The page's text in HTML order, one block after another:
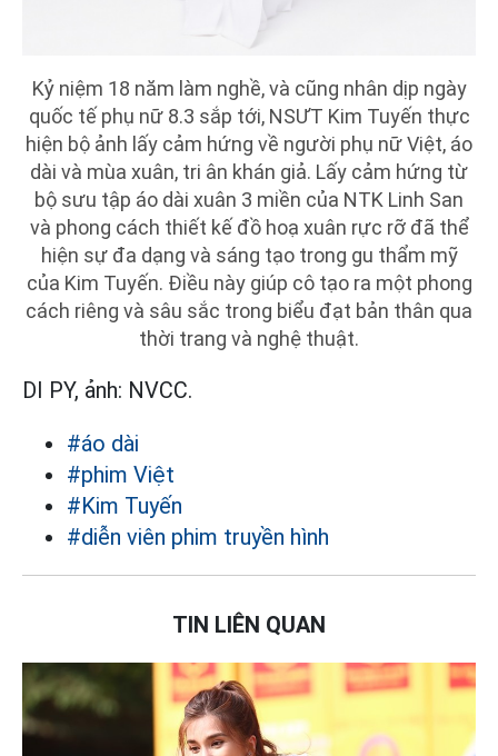
Kỷ niệm 18 năm làm nghề, và cũng nhân dịp ngày
quốc tế phụ nữ 8.3 sắp tới, NSƯT Kim Tuyến thực
hiện bộ ảnh lấy cảm hứng về người phụ nữ Việt, áo
dài và mùa xuân, tri ân khán giả. Lấy cảm hứng từ
bộ sưu tập áo dài xuân 3 miền của NTK Linh San
và phong cách thiết kế đồ hoạ xuân rực rỡ đã thể
hiện sự đa dạng và sáng tạo trong gu thẩm mỹ
của Kim Tuyến. Điều này giúp cô tạo ra một phong
cách riêng và sâu sắc trong biểu đạt bản thân qua
thời trang và nghệ thuật.
DI PY, ảnh: NVCC.
#áo dài
#phim Việt
#Kim Tuyến
#diễn viên phim truyền hình
TIN LIÊN QUAN